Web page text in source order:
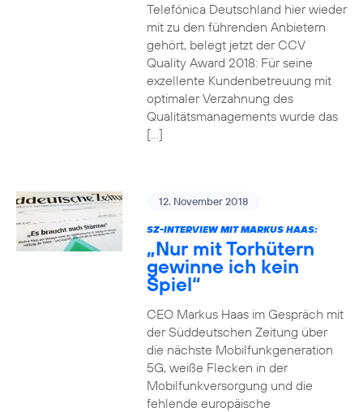
Telefónica Deutschland hier wieder
mit zu den führenden Anbietern
gehört, belegt jetzt der CCV
Quality Award 2018: Für seine
exzellente Kundenbetreuung mit
optimaler Verzahnung des
Qualitätsmanagements wurde das
[…]
12. November 2018
SZ-INTERVIEW MIT MARKUS HAAS:
„Nur mit Torhütern
gewinne ich kein
Spiel“
CEO Markus Haas im Gespräch mit
der Süddeutschen Zeitung über
die nächste Mobilfunkgeneration
5G, weiße Flecken in der
Mobilfunkversorgung und die
fehlende europäische